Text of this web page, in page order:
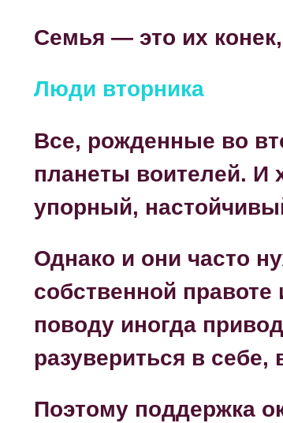
Семья — это их
Люди вторника
Все, рожденные во
планеты воителей. И
упорный,
Однако и они часто
собственной
поводу иногда
разувериться в себе,
Поэтому поддержка